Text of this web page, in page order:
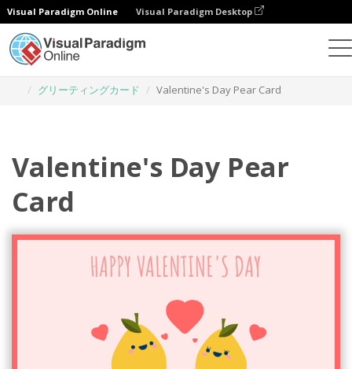
Visual Paradigm Online Visual Paradigm Desktop
グリーティングカード
Valentine's Day Pear Card
Valentine's Day Pear
Card